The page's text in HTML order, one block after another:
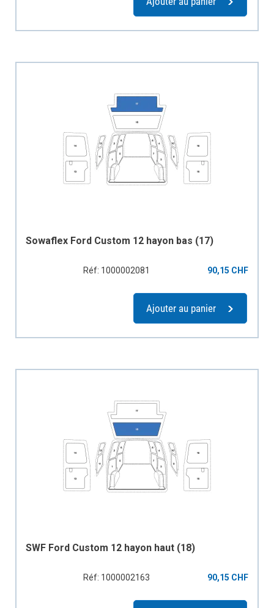
Sowaflex Ford Custom 12 hayon bas (17)
Réf: 1000002081 90,15 CHF
Ajouter au panier
SWF Ford Custom 12 hayon haut (18)
Réf: 1000002163 90,15 CHF